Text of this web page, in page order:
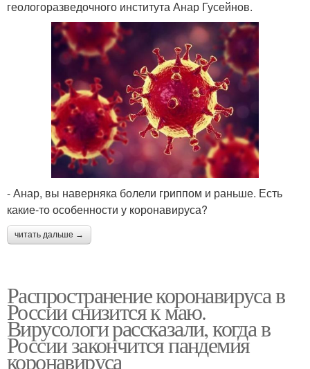
геологоразведочного института Анар Гусейнов.
- Анар, вы наверняка болели гриппом и раньше. Есть
какие-то особенности у коронавируса?
читать дальше →
Распространение коронавируса в
России снизится к маю.
Вирусологи рассказали, когда в
России закончится пандемия
коронавируса